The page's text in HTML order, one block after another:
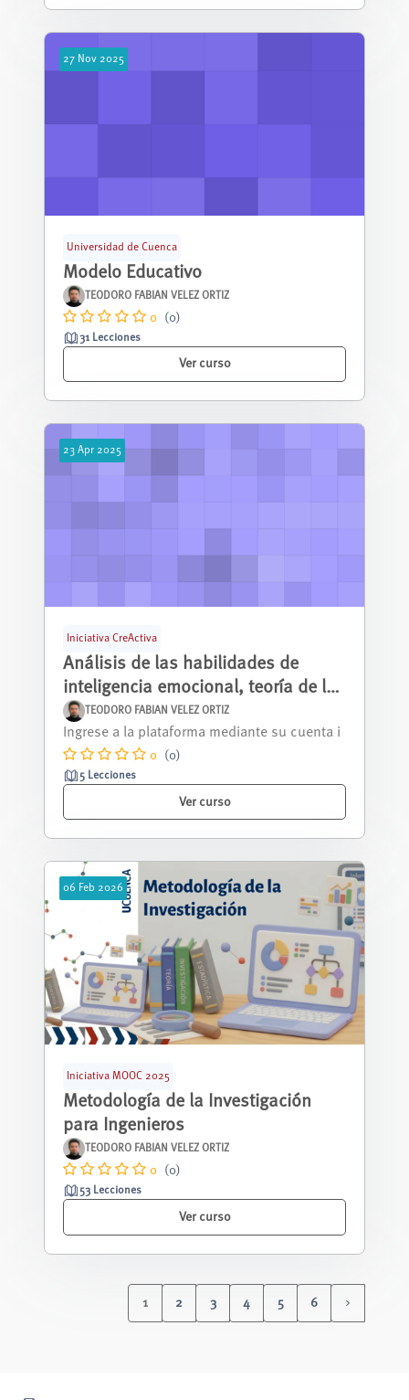
27 Nov 2025
Universidad de Cuenca
Modelo Educativo
TEODORO FABIAN VELEZ ORTIZ
0 (0)
31 Lecciones
Ver curso
23 Apr 2025
Iniciativa CreActiva
Análisis de las habilidades de
inteligencia emocional, teoría de la
mente y lectura en ambientes
sociales organizados del cantón
Cuenca
TEODORO FABIAN VELEZ ORTIZ
MicroMooc Iniciativa CreaActiva
0 (0)
5 Lecciones
Ver curso
06 Feb 2026
Iniciativa MOOC 2025
Metodología de la Investigación
para Ingenieros
TEODORO FABIAN VELEZ ORTIZ
0 (0)
53 Lecciones
Ver curso
1 2 3 4 5 6